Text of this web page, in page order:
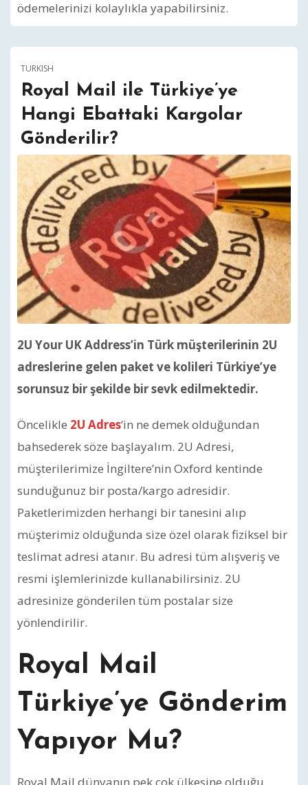
ödemelerinizi kolaylıkla yapabilirsiniz.
TURKISH
Royal Mail ile Türkiye’ye
Hangi Ebattaki Kargolar
Gönderilir?
2U Your UK Address’in Türk müşterilerinin 2U
adreslerine gelen paket ve kolileri Türkiye’ye
sorunsuz bir şekilde bir sevk edilmektedir.
Öncelikle 2U Adres‘in ne demek olduğundan
bahsederek söze başlayalım. 2U Adresi,
müşterilerimize İngiltere’nin Oxford kentinde
sunduğunuz bir posta/kargo adresidir.
Paketlerimizden herhangi bir tanesini alıp
müşterimiz olduğunda size özel olarak fiziksel bir
teslimat adresi atanır. Bu adresi tüm alışveriş ve
resmi işlemlerinizde kullanabilirsiniz. 2U
adresinize gönderilen tüm postalar size
yönlendirilir.
Royal Mail
Türkiye’ye Gönderim
Yapıyor Mu?